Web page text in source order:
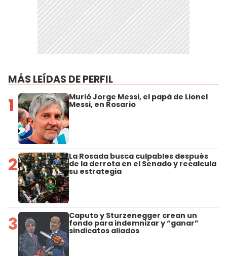
MÁS LEÍDAS DE PERFIL
1 Murió Jorge Messi, el papá de Lionel
Messi, en Rosario
2 La Rosada busca culpables después
de la derrota en el Senado y recalcula
su estrategia
3 Caputo y Sturzenegger crean un
fondo para indemnizar y “ganar”
sindicatos aliados